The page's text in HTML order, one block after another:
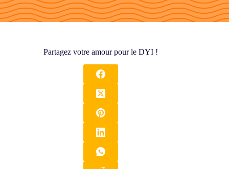
Partagez votre amour pour le DYI !